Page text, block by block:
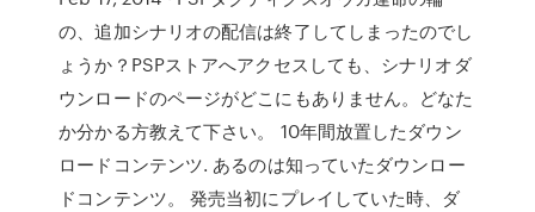
の、追加シナリオの配信は終了してしまったのでし
ょうか？PSPストアへアクセスしても、シナリオダ
ウンロードのページがどこにもありません。どなた
か分かる方教えて下さい。 10年間放置したダウン
ロードコンテンツ. あるのは知っていたダウンロー
ドコンテンツ。 発売当初にプレイしていた時、ダ